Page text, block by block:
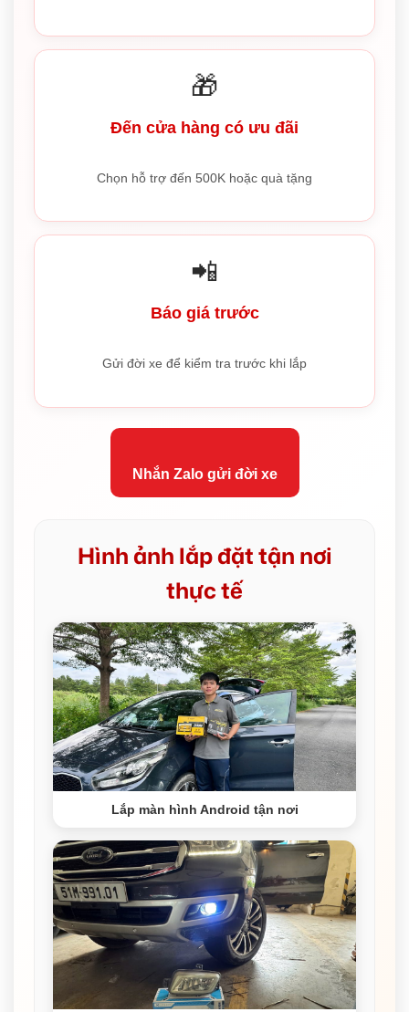
🎁
Đến cửa hàng có ưu đãi
Chọn hỗ trợ đến 500K hoặc quà tặng
📲
Báo giá trước
Gửi đời xe để kiểm tra trước khi lắp
Nhắn Zalo gửi đời xe
Hình ảnh lắp đặt tận nơi
thực tế
Lắp màn hình Android tận nơi